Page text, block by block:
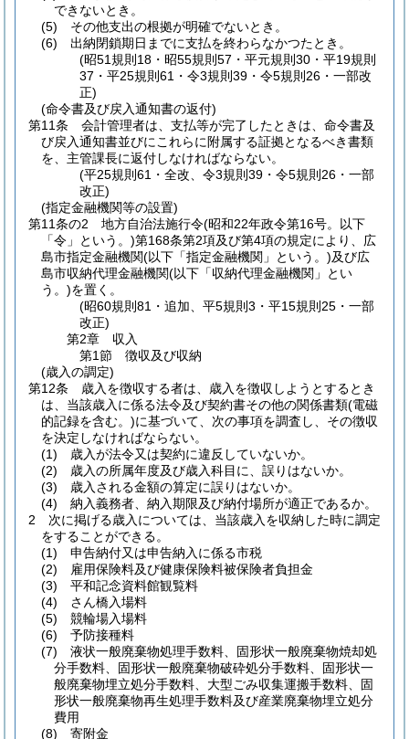
できないとき。
(5)
その他支出の根拠が明確でないとき。
(6)
出納閉鎖期日までに支払を終わらなかつたとき。
(昭51規則18・昭55規則57・平元規則30・平19規則
37・平25規則61・令3規則39・令5規則26・一部改
正)
(命令書及び戻入通知書の返付)
第11条
会計管理者は、支払等が完了したときは、命令書及
び戻入通知書並びにこれらに附属する証拠となるべき書類
を、主管課長に返付しなければならない。
(平25規則61・全改、令3規則39・令5規則26・一部
改正)
(指定金融機関等の設置)
第11条の2
地方自治法施行令(昭和22年政令第16号。以下
「令」という。)第168条第2項及び第4項の規定により、広
島市指定金融機関(以下「指定金融機関」という。)及び広
島市収納代理金融機関(以下「収納代理金融機関」とい
う。)を置く。
(昭60規則81・追加、平5規則3・平15規則25・一部
改正)
第2章
収入
第1節
徴収及び収納
(歳入の調定)
第12条
歳入を徴収する者は、歳入を徴収しようとするとき
は、当該歳入に係る法令及び契約書その他の関係書類(電磁
的記録を含む。)に基づいて、次の事項を調査し、その徴収
を決定しなければならない。
(1)
歳入が法令又は契約に違反していないか。
(2)
歳入の所属年度及び歳入科目に、誤りはないか。
(3)
歳入される金額の算定に誤りはないか。
(4)
納入義務者、納入期限及び納付場所が適正であるか。
2
次に掲げる歳入については、当該歳入を収納した時に調定
をすることができる。
(1)
申告納付又は申告納入に係る市税
(2)
雇用保険料及び健康保険料被保険者負担金
(3)
平和記念資料館観覧料
(4)
さん橋入場料
(5)
競輪場入場料
(6)
予防接種料
(7)
液状一般廃棄物処理手数料、固形状一般廃棄物焼却処
分手数料、固形状一般廃棄物破砕処分手数料、固形状一
般廃棄物埋立処分手数料、大型ごみ収集運搬手数料、固
形状一般廃棄物再生処理手数料及び産業廃棄物埋立処分
費用
(8)
寄附金